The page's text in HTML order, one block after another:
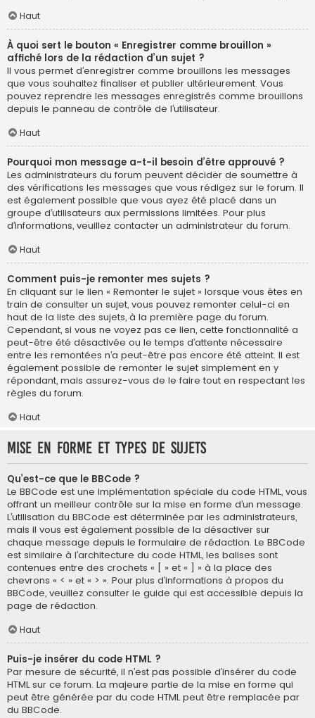
Haut
À quoi sert le bouton « Enregistrer comme brouillon »
affiché lors de la rédaction d’un sujet ?
Il vous permet d’enregistrer comme brouillons les messages
que vous souhaitez finaliser et publier ultérieurement. Vous
pouvez reprendre les messages enregistrés comme brouillons
depuis le panneau de contrôle de l’utilisateur.
Haut
Pourquoi mon message a-t-il besoin d’être approuvé ?
Les administrateurs du forum peuvent décider de soumettre à
des vérifications les messages que vous rédigez sur le forum. Il
est également possible que vous ayez été placé dans un
groupe d’utilisateurs aux permissions limitées. Pour plus
d’informations, veuillez contacter un administrateur du forum.
Haut
Comment puis-je remonter mes sujets ?
En cliquant sur le lien « Remonter le sujet » lorsque vous êtes en
train de consulter un sujet, vous pouvez remonter celui-ci en
haut de la liste des sujets, à la première page du forum.
Cependant, si vous ne voyez pas ce lien, cette fonctionnalité a
peut-être été désactivée ou le temps d’attente nécessaire
entre les remontées n’a peut-être pas encore été atteint. Il est
également possible de remonter le sujet simplement en y
répondant, mais assurez-vous de le faire tout en respectant les
règles du forum.
Haut
Mise en forme et types de sujets
Qu’est-ce que le BBCode ?
Le BBCode est une implémentation spéciale du code HTML, vous
offrant un meilleur contrôle sur la mise en forme d’un message.
L’utilisation du BBCode est déterminée par les administrateurs,
mais il vous est également possible de la désactiver sur
chaque message depuis le formulaire de rédaction. Le BBCode
est similaire à l’architecture du code HTML, les balises sont
contenues entre des crochets « [ » et « ] » à la place des
chevrons « < » et « > ». Pour plus d’informations à propos du
BBCode, veuillez consulter le guide qui est accessible depuis la
page de rédaction.
Haut
Puis-je insérer du code HTML ?
Par mesure de sécurité, il n’est pas possible d’insérer du code
HTML sur ce forum. La majeure partie de la mise en forme qui
peut être générée par du code HTML peut être remplacée par
du BBCode.